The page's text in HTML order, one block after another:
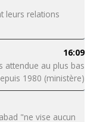
leurs relations
16:09
attendue au plus bas
1980 (ministère)
"ne vise aucun